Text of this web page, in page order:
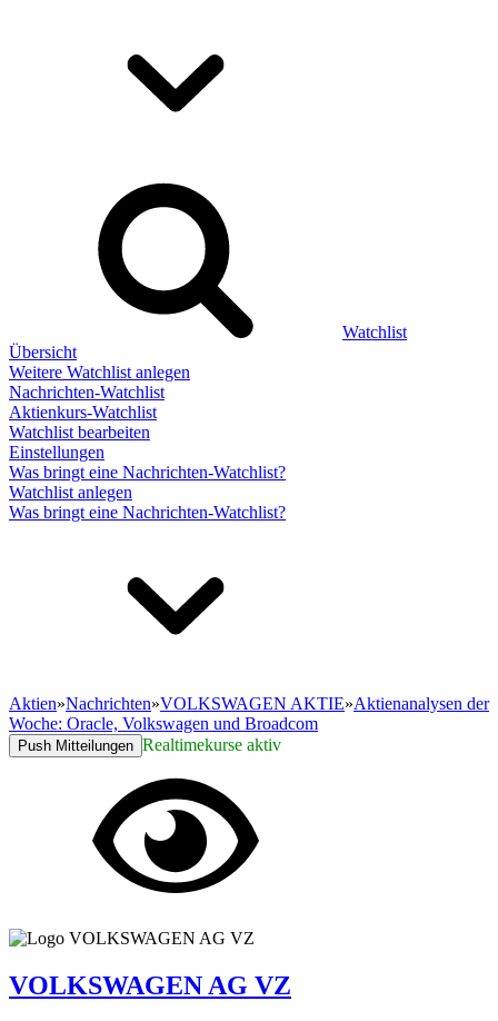
Watchlist
Übersicht
Weitere Watchlist anlegen
Nachrichten-Watchlist
Aktienkurs-Watchlist
Watchlist bearbeiten
Einstellungen
Was bringt eine Nachrichten-Watchlist?
Watchlist anlegen
Was bringt eine Nachrichten-Watchlist?
Aktien»Nachrichten»VOLKSWAGEN AKTIE»Aktienanalysen der
Woche: Oracle, Volkswagen und Broadcom
Push Mitteilungen Realtimekurse aktiv
VOLKSWAGEN AG VZ